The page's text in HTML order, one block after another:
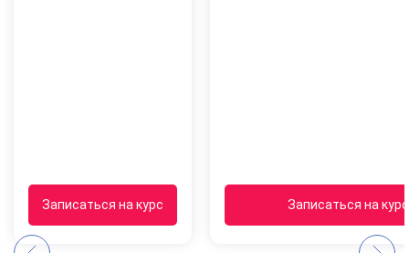
Записаться на курс Записаться на курс